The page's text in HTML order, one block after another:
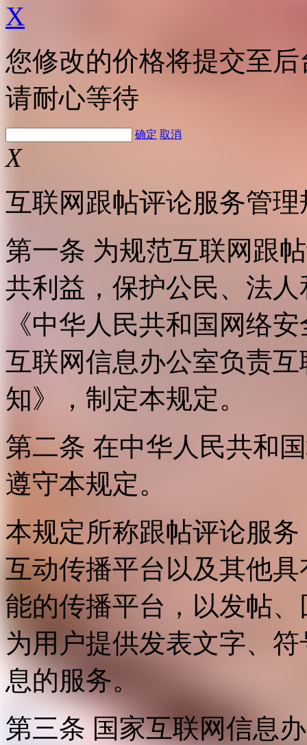
X
您修改的价格将提交至
请耐心等待
确定 取消
X
互联网跟帖评论服务管理
第一条 为规范互联网跟
共利益，保护公民、法
《中华人民共和国网络
互联网信息办公室负责
知》，制定本规定。
第二条 在中华人民共和
遵守本规定。
本规定所称跟帖评论服
互动传播平台以及其他
能的传播平台，以发帖
为用户提供发表文字、
息的服务。
第三条 国家互联网信息